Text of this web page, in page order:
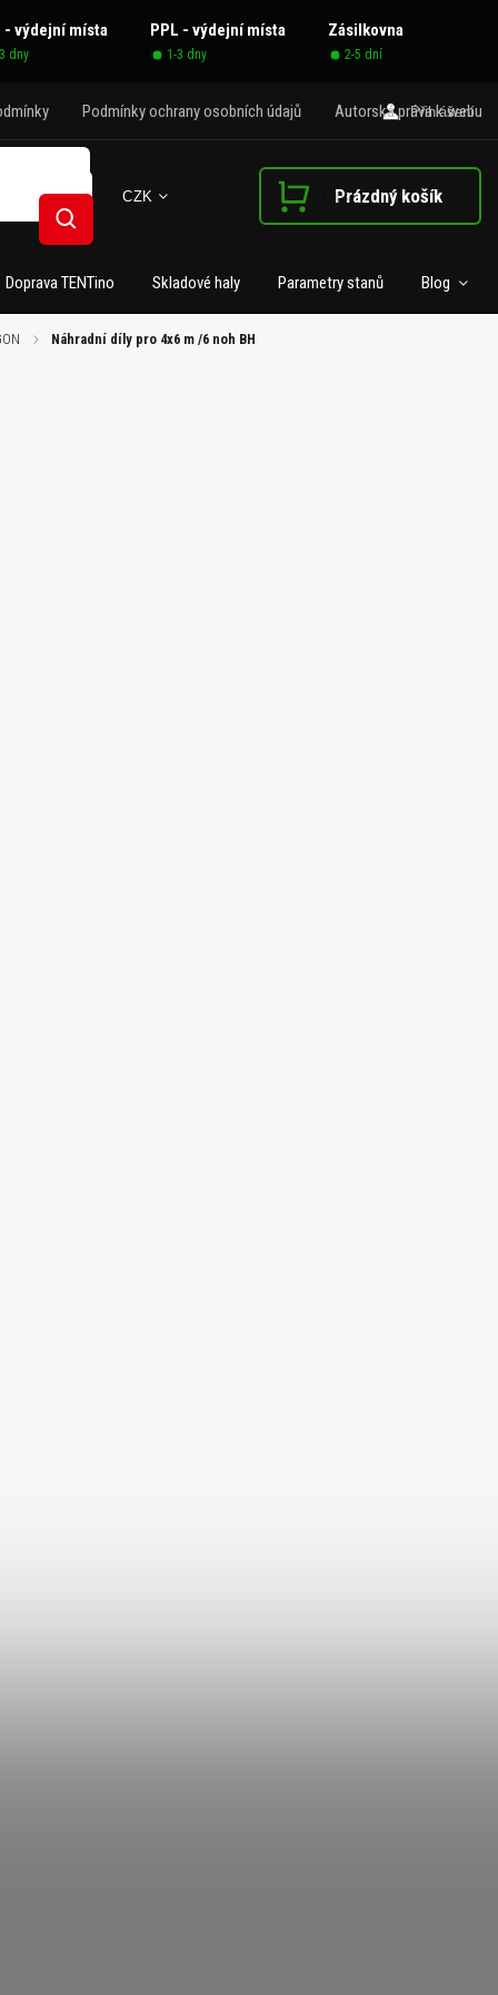
- výdejní místa PPL - výdejní místa Zásilkovna
dny 1-3 dny 2-5 dní
Podmínky ochrany osobních údajů Autorská práva k webu
CZK
Přihlášení
Hledat
Nákupní košíkPrázdný košík
Doprava TENTino Skladové haly Parametry stanů Blog
/ Náhradní díly pro 4x6 m /6 noh BH